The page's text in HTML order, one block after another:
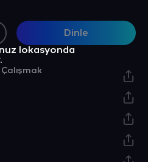
Dinle
lokasyonda